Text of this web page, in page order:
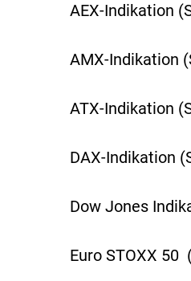
AEX-Indikation
AMX-Indikation
ATX-Indikation
DAX-Indikation
Dow Jones
Euro STOXX 50